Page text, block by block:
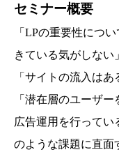
セミナー概要
「LPの重要性につ
きている気がしない」
「サイトの流入は
「潜在層のユーザー
広告運用を行って
のような課題に直面